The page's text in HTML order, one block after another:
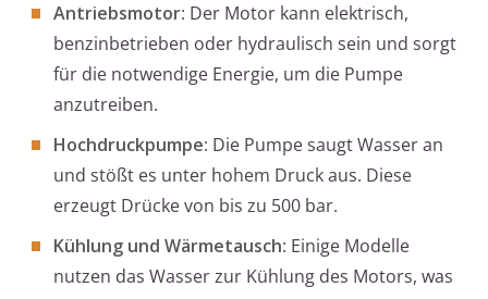
Antriebsmotor: Der Motor kann elektrisch,
benzinbetrieben oder hydraulisch sein und sorgt
für die notwendige Energie, um die Pumpe
anzutreiben.
Hochdruckpumpe: Die Pumpe saugt Wasser an
und stößt es unter hohem Druck aus. Diese
erzeugt Drücke von bis zu 500 bar.
Kühlung und Wärmetausch: Einige Modelle
nutzen das Wasser zur Kühlung des Motors, was